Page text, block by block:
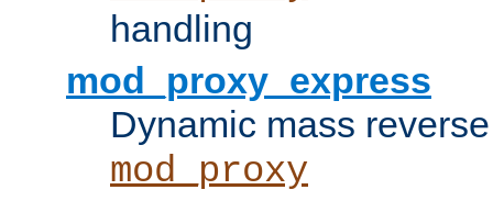
handling
mod_proxy_express
Dynamic mass
mod_proxy